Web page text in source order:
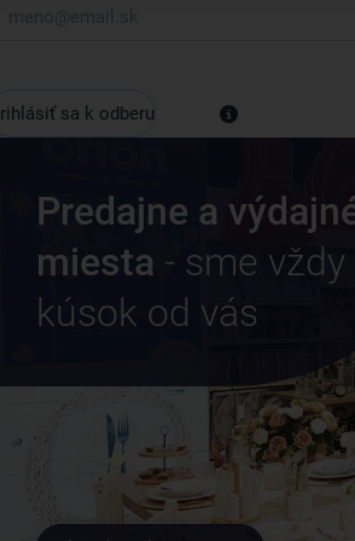
sa k odberu
Predajne a
miesta - sme vždy
kúsok od vás